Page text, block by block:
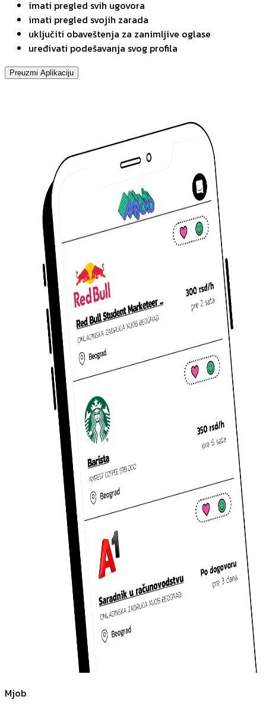
imati pregled svih ugovora
imati pregled svojih zarada
uključiti obaveštenja za zanimljive oglase
uređivati podešavanja svog profila
Preuzmi Aplikaciju
Mjob